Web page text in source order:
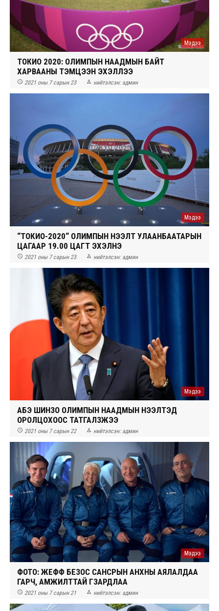
Мэдээ
ТОКИО 2020: ОЛИМПЫН НААДМЫН БАЙТ
ХАРВААНЫ ТЭМЦЭЭН ЭХЭЛЛЭЭ
 2021 оны 7 сарын 23  нийтэлсэн: админ
Мэдээ
“ТОКИО-2020“ ОЛИМПЫН НЭЭЛТ УЛААНБААТАРЫН
ЦАГААР 19.00 ЦАГТ ЭХЭЛНЭ
 2021 оны 7 сарын 23  нийтэлсэн: админ
Мэдээ
АБЭ ШИНЗО ОЛИМПЫН НААДМЫН НЭЭЛТЭД
ОРОЛЦОХООС ТАТГАЛЗЖЭЭ
 2021 оны 7 сарын 22  нийтэлсэн: админ
Мэдээ
ФОТО: ЖЕФФ БЕЗОС САНСРЫН АНХНЫ АЯЛАЛДАА
ГАРЧ, АМЖИЛТТАЙ ГЗАРДЛАА
 2021 оны 7 сарын 21  нийтэлсэн: админ